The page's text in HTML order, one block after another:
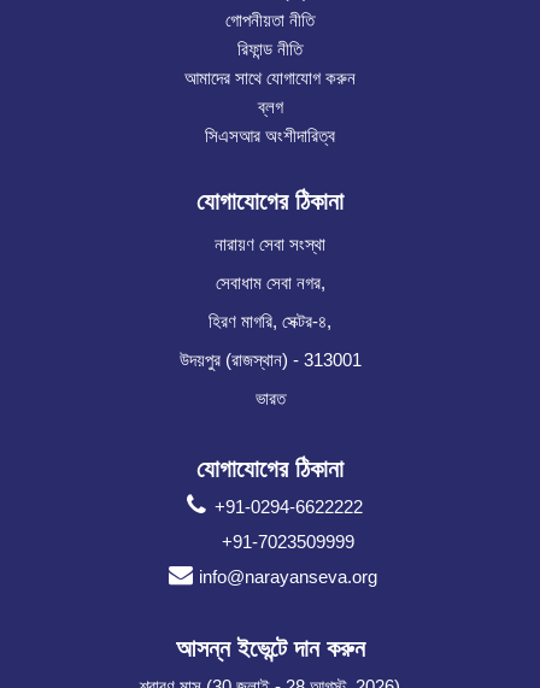
গোপনীয়তা নীতি
রিফান্ড নীতি
আমাদের সাথে যোগাযোগ করুন
ব্লগ
সিএসআর অংশীদারিত্ব
যোগাযোগের ঠিকানা
নারায়ণ সেবা সংস্থা
সেবাধাম সেবা নগর,
হিরণ মাগরি, সেক্টর-৪,
উদয়পুর (রাজস্থান) - 313001
ভারত
যোগাযোগের ঠিকানা
+91-0294-6622222
+91-7023509999
info@narayanseva.org
আসন্ন ইভেন্টে দান করুন